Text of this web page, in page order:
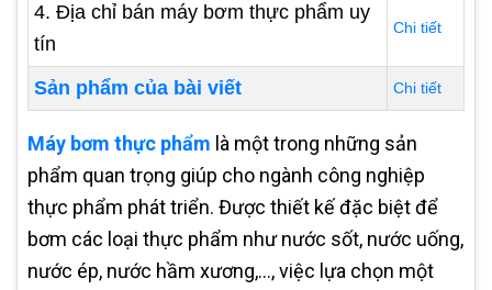
4. Địa chỉ bán máy bơm thực phẩm uy
tín
Chi tiết
Sản phẩm của bài viết Chi tiết
Máy bơm thực phẩm là một trong những sản
phẩm quan trọng giúp cho ngành công nghiệp
thực phẩm phát triển. Được thiết kế đặc biệt để
bơm các loại thực phẩm như nước sốt, nước uống,
nước ép, nước hầm xương,..., việc lựa chọn một